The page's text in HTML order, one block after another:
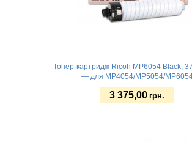
Тонер-картридж Ricoh MP6054 Black,
— для MP4054/MP5054/
3 375,00 грн.